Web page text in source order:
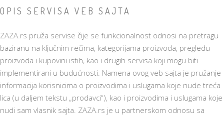
OPIS SERVISA VEB SAJTA
ZAZA.rs pruža servise čije se funkcionalnost odnosi na pretragu
baziranu na ključnim rečima, kategorijama proizvoda, pregledu
proizvoda i kupovini istih, kao i drugih servisa koji mogu biti
implementirani u budućnosti. Namena ovog veb sajta je pružanje
informacija korisnicima o proizvodima i uslugama koje nude treća
lica (u daljem tekstu „prodavci“), kao i proizvodima i uslugama koje
nudi sam vlasnik sajta. ZAZA.rs je u partnerskom odnosu sa